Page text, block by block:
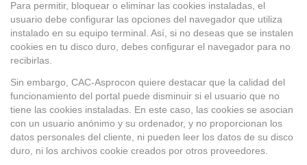
Para permitir, bloquear o eliminar las cookies instaladas, el
usuario debe configurar las opciones del navegador que utiliza
instalado en su equipo terminal. Así, si no deseas que se instalen
cookies en tu disco duro, debes configurar el navegador para no
recibirlas.
Sin embargo, CAC-Asprocon quiere destacar que la calidad del
funcionamiento del portal puede disminuir si el usuario que no
tiene las cookies instaladas. En este caso, las cookies se asocian
con un usuario anónimo y su ordenador, y no proporcionan los
datos personales del cliente, ni pueden leer los datos de su disco
duro, ni los archivos cookie creados por otros proveedores.